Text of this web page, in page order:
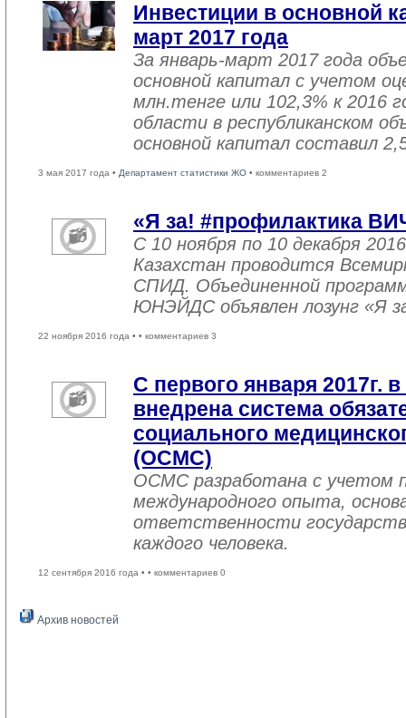
Инвестиции в основной
март 2017 года
За январь-март 2017 года
основной капитал с учетом
млн.тенге или 102,3% к 2016
области в республиканском
основной капитал составил
3 мая 2017 года • Департамент статистики ЖО • комментариев 2
«Я за! #профилактика
С 10 ноября по 10 декабря
Казахстан проводится
СПИД. Объединенной
ЮНЭЙДС объявлен лозунг «Я
22 ноября 2016 года • • комментариев 3
С первого января 2017г.
внедрена система
социального
(ОСМС)
ОСМС разработана с учетом
международного опыта,
ответственности
каждого человека.
12 сентября 2016 года • • комментариев 0
Архив новостей